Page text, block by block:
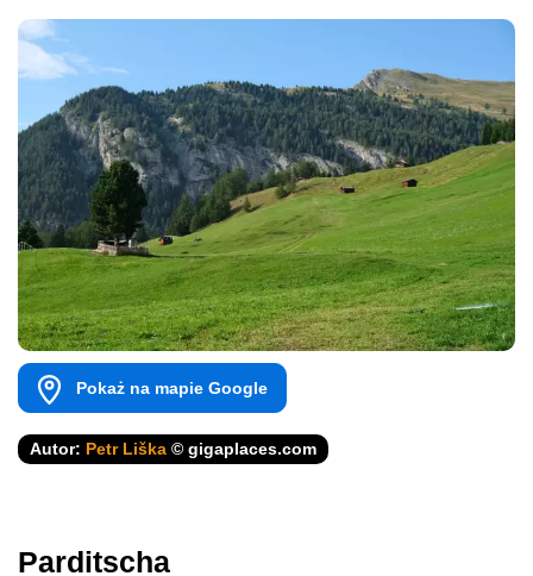
Pokaż na mapie Google
Autor: Petr Liška © gigaplaces.com
Parditscha